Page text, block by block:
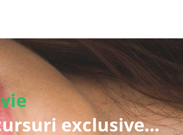
vie
exclusive...